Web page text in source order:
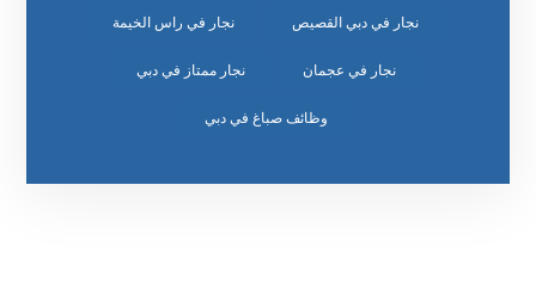
نجار في دبي القصيص نجار في راس الخيمة
نجار في عجمان نجار ممتاز في دبي
وظائف صباغ في دبي